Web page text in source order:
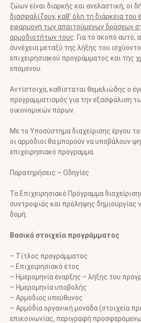
ζώων είναι διαρκής και ανελαστική, οι
διασφαλίζουν, καθ’ όλη τη διάρκεια του
εφαρμογή των απαιτούμενων δράσεων
αρμοδιοτήτων τους . Για το σκοπό αυτό,
συνέχεια μεταξύ της λήξης του
επιχειρησιακού προγράμματος και της
επόμενου.
Αντίστοιχα, καθίσταται θεμελιώδης ο
προγραμματισμός για την εξασφάλιση
οικονομικών πόρων.
Με το Υποσύστημα διαχείρισης έργου
οι αρμόδιοι θα μπορούν να υποβάλουν
επιχειρησιακό πρόγραμμα.
Παρατηρήσεις – Οδηγίες
Το Επιχειρησιακό Πρόγραμμα
συντροφιάς και πρόληψης δημιουργίας
δομή:
Βασικά στοιχεία προγράμματος
– Τίτλος προγράμματος
– Επιχειρησιακό έτος
– Ημερομηνία έναρξης – λήξης του
– Ημερομηνία υποβολής
– Αρμόδιος υπεύθυνος
– Αρμόδια οργανική μονάδα (στοιχεία
επικοινωνίας, περιγραφή